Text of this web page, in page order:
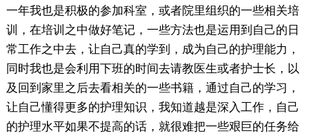
一年我也是积极的参加科室，或者院里组织的一些相关培
训，在培训之中做好笔记，一些方法也是运用到自己的日
常工作之中去，让自己真的学到，成为自己的护理能力，
同时我也是会利用下班的时间去请教医生或者护士长，以
及回到家里之后去看相关的一些书籍，通过自己的学习，
让自己懂得更多的护理知识，我知道越是深入工作，自己
的护理水平如果不提高的话，就很难把一些艰巨的任务给